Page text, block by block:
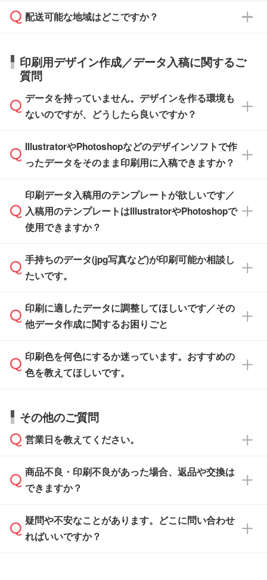
タッフまでお問い合わせください。
ル」に注文予定日をご入力いただくと、おおよ
その締切日や出荷目安をご確認いただけます。
品が決まりましたらお早めのご発注をお願いい
たします。
※土日祝日を除く営業日換算です。
※沖縄・離島は追加日数がかかります。
応が可能かご案内いたします。
す。>>対象商品はこちら
※最短出荷日は商品によって異なります。各商
品ページにてご確認ください
はできかねますので予めご了承ください。
商品によって異なります。各ページにある商品
す。(白箱、化粧箱、ブリスターパックなど)
【袋入り】 商品がひとつずつ袋に入っていま
す。(透明袋、デザイン袋など)
【個包装なし】 個包装がされていない状態で
※化粧箱から白箱への入れ替えや、オリジナル
箱の作成は原則承っておりません。
配送可能な地域はどこですか？
直接納品は行っておりませんので予めご了承く
ださい。
印刷用デザイン作成／データ入稿に関するご
質問
データを持っていません。デザインを作る環境も
ないのですが、どうしたら良いですか？
無料の「デザインシミュレーター」を使えば、
PCやスマホから簡単にデザインを作成できま
ザインソフトがなくても安心です。
また、「データ作成サービス
せいただければ、弊社にて無料でデザインデー
タを1点作成いたします。
IllustratorやPhotoshopなどのデザインソフトで作
ったデータをそのまま印刷用に入稿できますか？
IllustratorやPhotoshop、CLIP STUDIOなどのデ
ザインソフトでこだわりのデザインを作成した
い方は、完全データ入稿
積・ご注文フォームにアップロードしてご入稿
ください。
ご入稿後は経験豊富なスタッフがデータに不備
がないかチェックし、お客様と確認してから印
刷に進みますので、ご安心ください。
印刷データ入稿用のテンプレートが欲しいです／
入稿用のテンプレートはIllustratorやPhotoshopで
使用できますか？
一部商品は入稿用テンプレートのご用意があり
ます。各商品ページの『印刷方法・テンプレー
入稿用のテンプレートはPDF形式ですが、
IllustratorやPhotoshopで開いてご利用いただけ
方」をご確認ください。
手持ちのデータ(jpg写真など)が印刷可能か相談し
たいです。
印刷に適したデータ・解像度かどうか、担当ス
タッフが事前に確認いたします。
ムへ添付いただくか、担当スタッフ宛にメール
でお送りください。
い合わせください。
なお、印刷用データの作り方に関する詳細は、
印刷に適したデータに調整してほしいです／その
他データ作成に関するお困りごと
データ作成でお困りの際には、担当スタッフが
サポートいたしますのでお気軽にご相談くださ
から添付してお送りください。
しい
解像度の低い画像や、手書きのイラスト、写真
などを、印刷に適したベクターデータに変換し
・フルカラーデータを1色に変換してほしい
印刷色を何色にするか迷っています。おすすめの
色を教えてほしいです。
お見積・ご注文・
相談いただきますと、担当スタッフがお客様の
ご希望や商品の本体色を確認し、印刷色をご提
本体色がブラック、ネイビーなど濃色の場合は
白色か淡い色の印刷色をおすすめしておりま
本体色がナチュラルなど淡色の場合、印刷をく
っきりと目立たせたいときは濃い印刷色が、柔
らかい雰囲気にしたいときは淡い印刷色が映え
その他のご質問
営業日を教えてください。
営業日は平日の10:00～18:00で、土日祝日はお
休みとなります。注文・見積・お問い合わせ
速やかに対応いたします。
商品不良・印刷不良があった場合、返品や交換は
できますか？
お手数をお掛けいたしますが、至急担当スタッ
フまでご連絡ください。商品の状況を確認し、
疑問や不安なことがあります。どこに問い合わせ
ればいいですか？